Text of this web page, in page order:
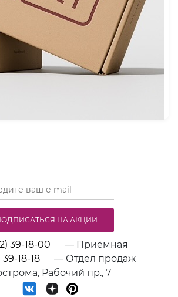
39-18-00
— Приёмная
18-18
— Отдел продаж
Рабочий пр., 7
НА АКЦИИ